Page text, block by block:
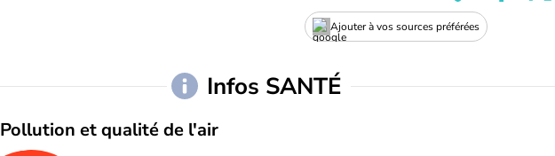
Ajouter à vos sources préférées
Infos SANTÉ
Pollution et qualité de l'air